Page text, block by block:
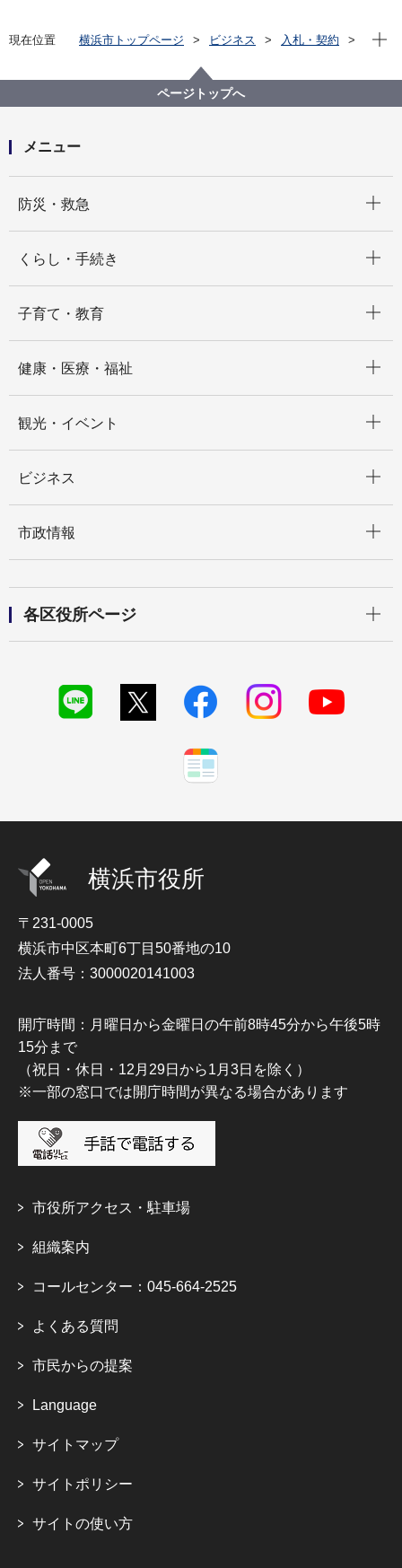
現在位置 横浜市トップページ ビジネス
入札・契約
【契約結果公表】【公募型簡易プロポーザル】体育館
床材アップサイクルプロジェクトにかかるブランディ
現在
ページトップへ
メニュー
防災・救急
くらし・手続き
子育て・教育
健康・医療・福祉
観光・イベント
ビジネス
市政情報
各区役所ページ
横浜市役所
〒231-0005
横浜市中区本町6丁目50番地の10
法人番号：3000020141003
開庁時間：月曜日から金曜日の午前8時45分から午後5時
15分まで
（祝日・休日・12月29日から1月3日を除く）
※一部の窓口では開庁時間が異なる場合があります
市役所アクセス・駐車場
組織案内
コールセンター：045-664-2525
よくある質問
市民からの提案
Language
サイトマップ
サイトポリシー
サイトの使い方